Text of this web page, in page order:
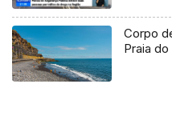
Corpo de
Praia